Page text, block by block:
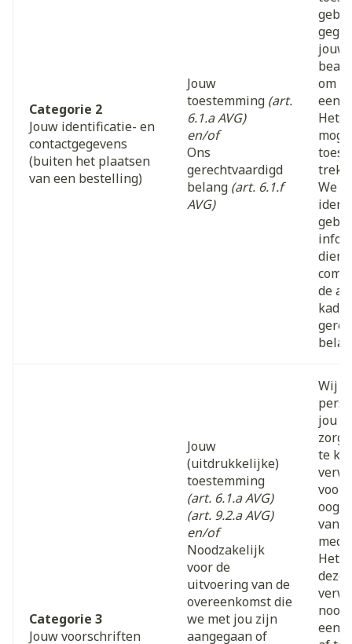
Categorie 2
Jouw identificatie- en
contactgegevens
(buiten het plaatsen
van een bestelling)
Jouw
toestemming (art.
6.1.a AVG)
en/of
Ons
gerechtvaardigd
belang (art. 6.1.f
AVG)
jouw
om
een
Het
We
de
Categorie 3
Jouw voorschriften
Jouw
(uitdrukkelijke)
toestemming
(art. 6.1.a AVG)
(art. 9.2.a AVG)
en/of
Noodzakelijk
voor de
uitvoering van de
overeenkomst die
we met jou zijn
aangegaan of
Wij
jou
zorg
te
oog
van
Het
deze
een